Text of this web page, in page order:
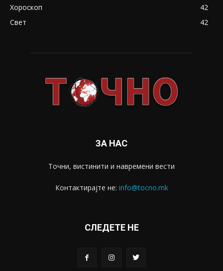
Хороскоп
42
Свет
42
ЗА НАС
Точни, вистинити и навремени вести
Контактирајте не: info@tocno.mk
СЛЕДЕТЕ НЕ